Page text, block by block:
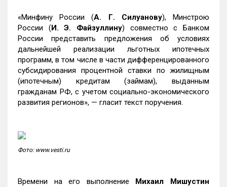
«Минфину России (А. Г. Силуанову), Минстрою
России (И. Э. Файзуллину) совместно с Банком
России представить предложения об условиях
дальнейшей реализации льготных ипотечных
программ, в том числе в части дифференцированного
субсидирования процентной ставки по жилищным
(ипотечным) кредитам (займам), выданным
гражданам РФ, с учетом социально-экономического
развития регионов», — гласит текст поручения.
Фото: www.vesti.ru
Времени на его выполнение Михаил Мишустин